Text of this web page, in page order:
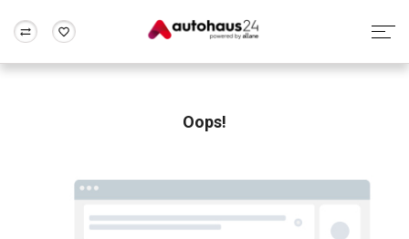
Rund um die Inzahlungnahme
Oops!